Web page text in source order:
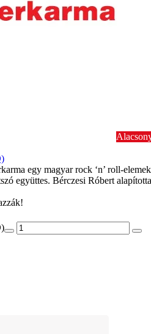
egy magyar rock ‘n’ roll-
együttes. Bérczesi Róbert